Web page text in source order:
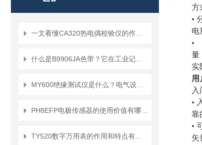
方
•
电
•
量
实
用
•
靠
•
矢